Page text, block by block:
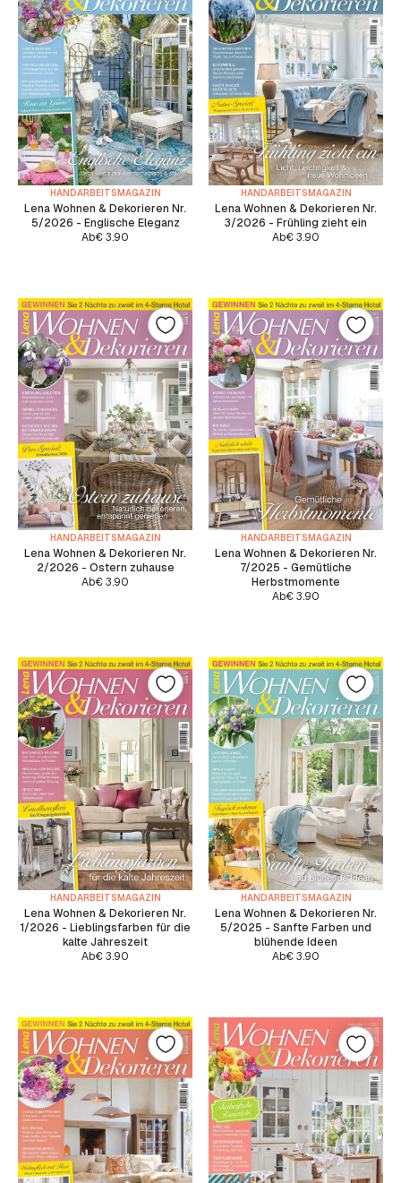
HANDARBEITSMAGAZIN
Lena Wohnen & Dekorieren Nr.
5/2026 - Englische Eleganz
Ab€3.90
HANDARBEITSMAGAZIN
Lena Wohnen & Dekorieren Nr.
3/2026 - Frühling zieht ein
Ab€3.90
HANDARBEITSMAGAZIN
Lena Wohnen & Dekorieren Nr.
2/2026 - Ostern zuhause
Ab€3.90
HANDARBEITSMAGAZIN
Lena Wohnen & Dekorieren Nr.
7/2025 - Gemütliche
Herbstmomente
Ab€3.90
HANDARBEITSMAGAZIN
Lena Wohnen & Dekorieren Nr.
1/2026 - Lieblingsfarben für die
kalte Jahreszeit
Ab€3.90
HANDARBEITSMAGAZIN
Lena Wohnen & Dekorieren Nr.
5/2025 - Sanfte Farben und
blühende Ideen
Ab€3.90